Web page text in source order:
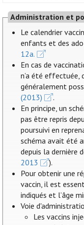
Administration et
Le calendrier
enfants et des
12a.
En cas de
n’a été effectuée,
généralement
(2013)
.
En principe, un
pas être repris
poursuivi en
schéma avait été
depuis la dernière
2013
).
Pour obtenir une
vaccin, il est
indiqués et l’âge
Voie
Les vaccins